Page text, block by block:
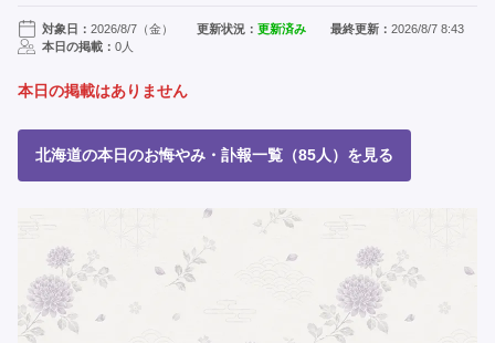
対象日： 2026/8/7（金） 更新状況：更新済み 最終更新： 2026/8/7 8:43
本日の掲載： 0人
本日の掲載はありません
北海道の本日のお悔やみ・訃報一覧（85人）を見る